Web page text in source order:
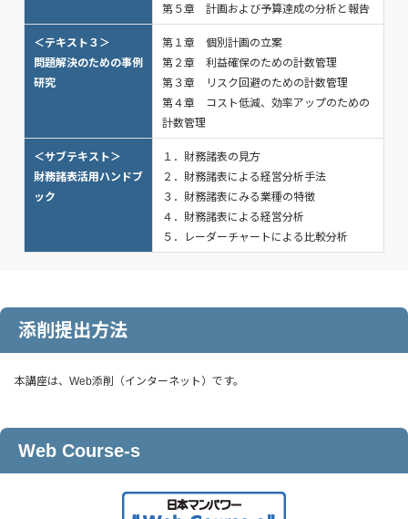
第５章 計画および予算達成の分析と報告
＜テキスト３＞
問題解決のための事例
研究
第１章 個別計画の立案
第２章 利益確保のための計数管理
第３章 リスク回避のための計数管理
第４章 コスト低減、効率アップのための
計数管理
＜サブテキスト＞
財務諸表活用ハンドブ
ック
１．財務諸表の見方
２．財務諸表による経営分析手法
３．財務諸表にみる業種の特徴
４．財務諸表による経営分析
５．レーダーチャートによる比較分析
添削提出方法
本講座は、Web添削（インターネット）です。
Web Course-s